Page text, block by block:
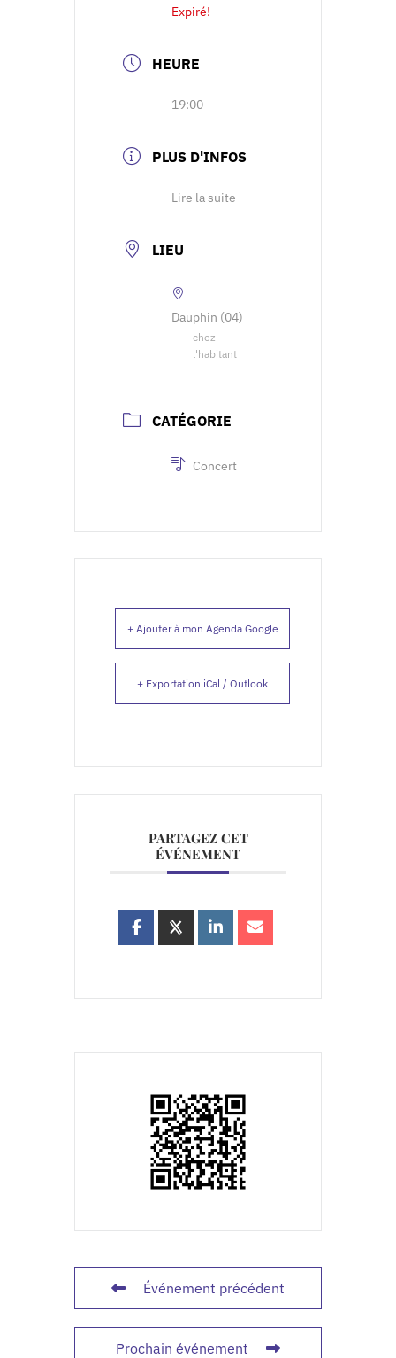
Expiré!
HEURE
19:00
PLUS D'INFOS
Lire la suite
LIEU
Dauphin (04)
chez
l'habitant
CATÉGORIE
Concert
+ Ajouter à mon Agenda Google
+ Exportation iCal / Outlook
PARTAGEZ CET
ÉVÉNEMENT
Événement précédent
Prochain événement